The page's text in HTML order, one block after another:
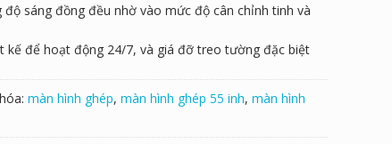
sáng đồng đều nhờ vào mức độ cân chỉnh tinh và
kế để hoạt động 24/7, và giá đỡ treo tường đặc biệt
màn hình ghép, màn hình ghép 55 inh, màn hình